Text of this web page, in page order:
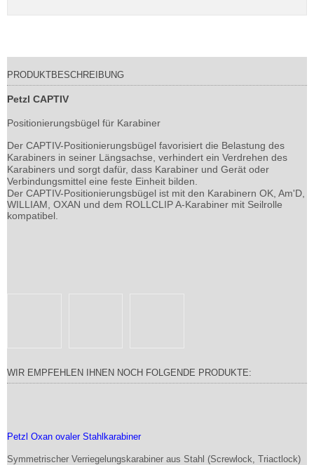
PRODUKTBESCHREIBUNG
Petzl CAPTIV
Positionierungsbügel für Karabiner
Der CAPTIV-Positionierungsbügel favorisiert die Belastung des
Karabiners in seiner Längsachse, verhindert ein Verdrehen des
Karabiners und sorgt dafür, dass Karabiner und Gerät oder
Verbindungsmittel eine feste Einheit bilden.
Der CAPTIV-Positionierungsbügel ist mit den Karabinern OK, Am'D,
WILLIAM, OXAN und dem ROLLCLIP A-Karabiner mit Seilrolle
kompatibel.
WIR EMPFEHLEN IHNEN NOCH FOLGENDE PRODUKTE:
Petzl Oxan ovaler Stahlkarabiner
Symmetrischer Verriegelungskarabiner aus Stahl (Screwlock, Triactlock)